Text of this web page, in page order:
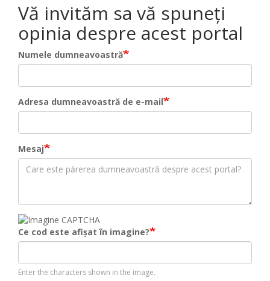
Vă invităm sa vă spuneți
opinia despre acest portal
Numele dumneavoastră
Adresa dumneavoastră de e-mail
Mesaj
Ce cod este afișat în imagine?
Enter the characters shown in the image.